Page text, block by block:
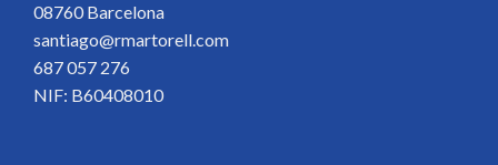
08760 Barcelona
santiago@rmartorell.com
687 057 276
NIF: B60408010